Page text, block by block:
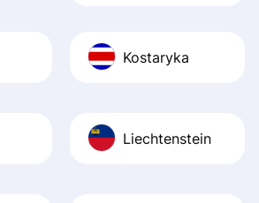
Kostaryka
Liechtenstein